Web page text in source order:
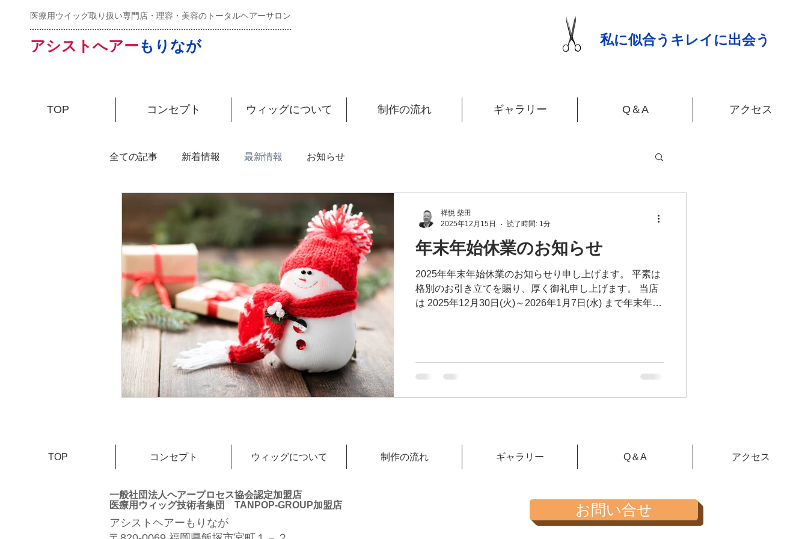
医療用ウイッグ取り扱い専門店・理容・美容のトータルヘアーサロン
アシストへアーもりなが 私に似合うキレイに出会う
TOP コンセプト ウィッグについて 制作の流れ ギャラリー Q＆A アクセス
全ての記事 新着情報 最新情報 お知らせ
年末年始休業のお知らせ
2025年年末年始休業のお知らせり申し上げます。 平素は
格別のお引き立てを賜り、厚く御礼申し上げます。 当店
は 2025年12月30日(火)～2026年1月7日(水) まで年末年始
祥悦 柴田
2025年12月15日
読了時間: 1分
TOP コンセプト ウィッグについて 制作の流れ ギャラリー Q＆A アクセス
一般社団法人ヘアープロセス協会認定加盟店
医療用ウィッグ技術者集団 TANPOP-GROUP加盟店
アシストヘアーもりなが
お問い合せ